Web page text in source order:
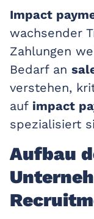
Impact
wachsender
Zahlungen
Bedarf an
verstehen,
auf impact
spezialisiert
Aufbau